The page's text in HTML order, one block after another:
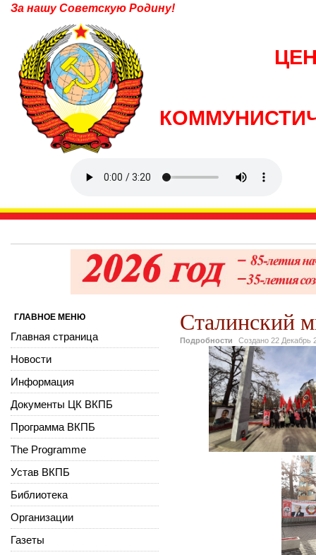
За нашу Советскую Родину!
Сталинский
Подробности Создано 22 Декабрь
ГЛАВНОЕ МЕНЮ
Главная страница
Новости
Информация
Документы ЦК ВКПБ
Программа ВКПБ
The Programme
Устав ВКПБ
Библиотека
Организации
Газеты